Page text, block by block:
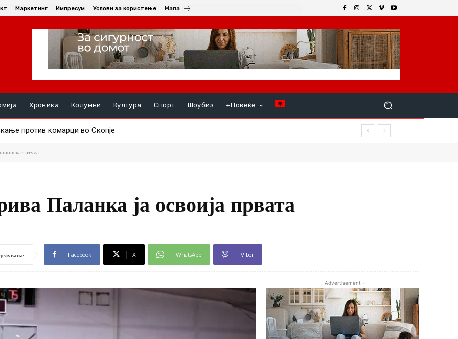
Маркетинг Импресум Услови за користење Мапа
Хроника Колумни Култура Спорт Шоубиз +Повеќе
против комарци во Скопје
на ред се хепатитите ако кризата со водата во Гостивар продолжи
титула
Паланка ја освоија првата
Facebook X WhatsApp Viber
- Advertisement -